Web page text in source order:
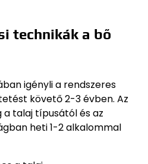
technikák a bő
igényli a rendszeres
követő 2-3 évben. Az
talaj típusától és az
heti 1-2 alkalommal